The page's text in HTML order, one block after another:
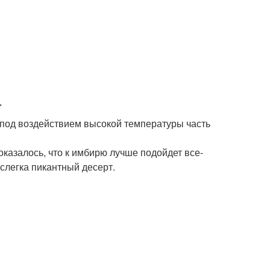
воздействием высокой температуры часть
что к имбирю лучше подойдет все-
пикантный десерт.